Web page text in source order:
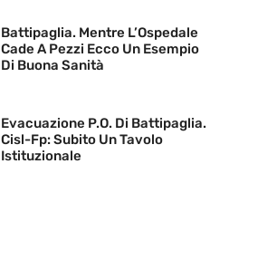
Battipaglia. Mentre L’Ospedale
Cade A Pezzi Ecco Un Esempio
Di Buona Sanità
Evacuazione P.O. Di Battipaglia.
Cisl-Fp: Subito Un Tavolo
Istituzionale